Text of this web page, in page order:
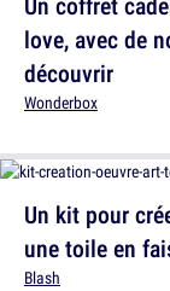
Un kit pour
une toile en
Blash
love, avec de
découvrir
Wonderbox